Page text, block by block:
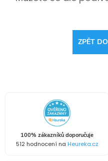
ZPĚT
100% zákazníků doporučuje
512 hodnocení na Heureka.cz